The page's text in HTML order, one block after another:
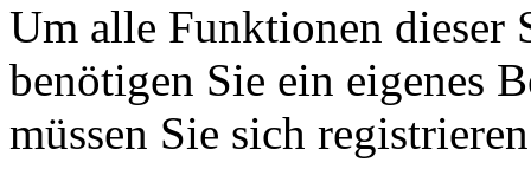
Um alle Funktionen dieser
benötigen Sie ein eigenes
müssen Sie sich